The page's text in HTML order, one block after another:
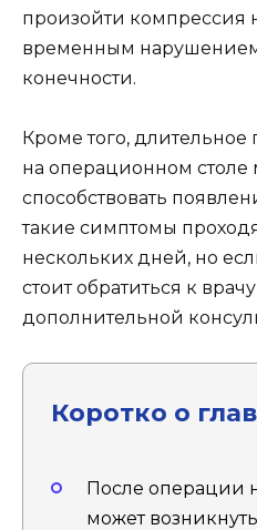
произойти компрессия
временным нарушением
конечности.
Кроме того,
на операционном столе
способствовать
такие симптомы
нескольких дней, но
стоит обратиться к
дополнительной
Коротко о
После операции
может